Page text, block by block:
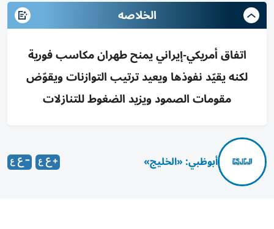
الخلاصه
اتفاق أمريكي-إيراني يمنح طهران مكاسب فورية
لكنه يقيّد نفوذها ويعيد ترتيب التوازنات ويقوّض
مقومات الصمود ويزيد الضغوط للتنازلات
أبوظبي: «الخليج»